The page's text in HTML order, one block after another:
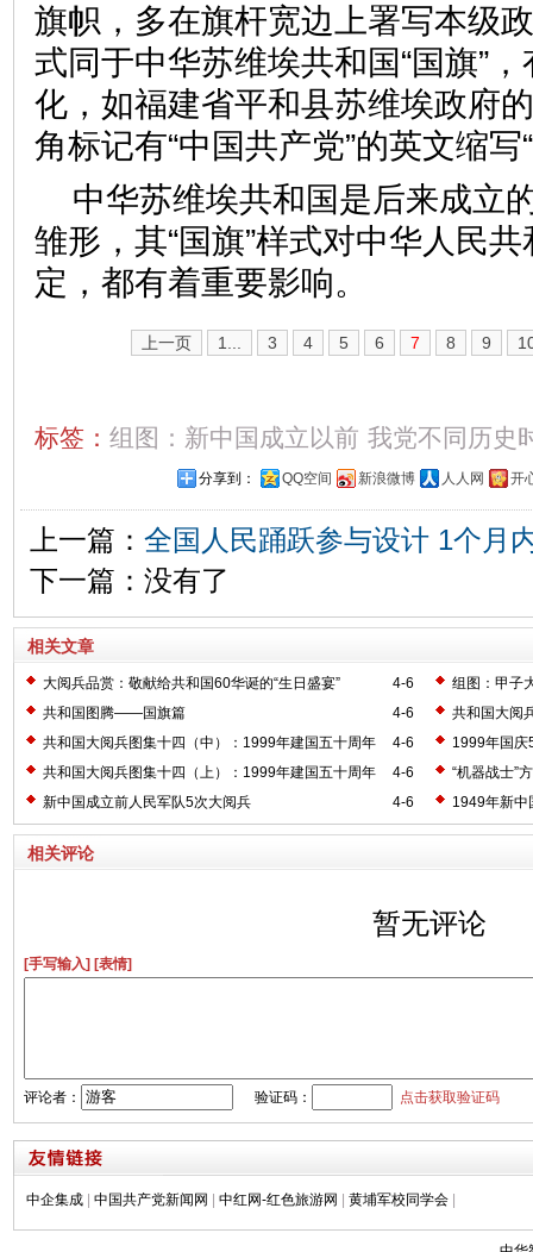
旗帜，多在旗杆宽边上署写本级
式同于中华苏维埃共和国“国旗”
化，如福建省平和县苏维埃政府
角标记有“中国共产党”的英文缩写
中华苏维埃共和国是后来成立
雏形，其“国旗”样式对中华人民
定，都有着重要影响。
上一页 1... 3 4 5 6 7 8 9
标签： 组图：新中国成立以前 我党不同历史
分享到： QQ空间 新浪微博 人人网 开
上一篇： 全国人民踊跃参与设计 1个月
下一篇：没有了
相关文章
4-6
大阅兵品赏：敬献给共和国60华诞的“生日盛宴”
组图：甲子
4-6
共和国图腾——国旗篇
共和国大阅
大阅兵
4-6
共和国大阅兵图集十四（中）：1999年建国五十周年
大阅兵
1999年国庆
4-6
共和国大阅兵图集十四（上）：1999年建国五十周年
大阅兵
“机器战士”
4-6
新中国成立前人民军队5次大阅兵 1949年新中
相关评论
暂无评论
[手写输入] [表情]
评论者： 验证码： 点击获取验证码
中企集成 中国共产党新闻网 中红网-红色旅游网 黄埔军校同学会